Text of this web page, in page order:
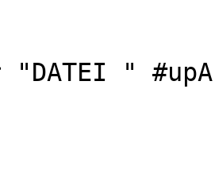
" #upA